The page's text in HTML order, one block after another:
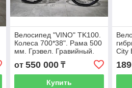
Велосипед "VINO" TK100.
Колеса 700*38". Рама 500
мм. Грэвел. Гравийный.
Gravel. Городской байк.
от 550 000₸
Купить
City